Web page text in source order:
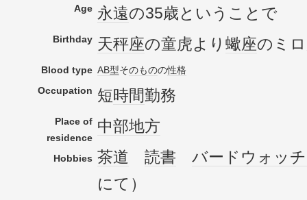
Age 永遠の35歳ということで
Birthday 天秤座の童虎より 蠍座のミ
Blood type AB型そのものの性格
Occupation 短時間勤務
Place of
residence
中部地方
Hobbies 茶道 読書
バードウォッ
にて）